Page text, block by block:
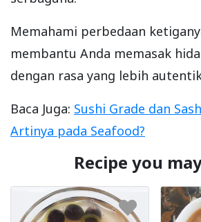
Memahami perbedaan
membantu Anda memasak
dengan rasa yang lebih
Baca Juga: Sushi Grade dan
Artinya pada Seafood?
Recipe you